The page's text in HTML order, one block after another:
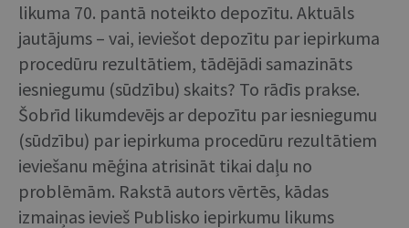
likuma 70. pantā noteikto depozītu. Aktuāls
jautājums – vai, ieviešot depozītu par iepirkuma
procedūru rezultātiem, tādējādi samazināts
iesniegumu (sūdzību) skaits? To rādīs prakse.
Šobrīd likumdevējs ar depozītu par iesniegumu
(sūdzību) par iepirkuma procedūru rezultātiem
ieviešanu mēģina atrisināt tikai daļu no
problēmām. Rakstā autors vērtēs, kādas
izmaiņas ievieš Publisko iepirkumu likums